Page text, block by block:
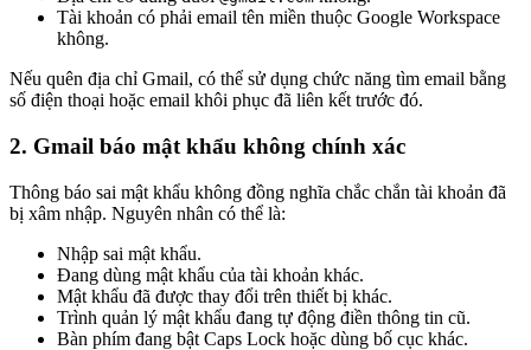
Tài khoản có phải email tên miền thuộc Google Workspace
không.
Nếu quên địa chỉ Gmail, có thể sử dụng chức năng tìm email bằng
số điện thoại hoặc email khôi phục đã liên kết trước đó.
2. Gmail báo mật khẩu không chính xác
Thông báo sai mật khẩu không đồng nghĩa chắc chắn tài khoản đã
bị xâm nhập. Nguyên nhân có thể là:
Nhập sai mật khẩu.
Đang dùng mật khẩu của tài khoản khác.
Mật khẩu đã được thay đổi trên thiết bị khác.
Trình quản lý mật khẩu đang tự động điền thông tin cũ.
Bàn phím đang bật Caps Lock hoặc dùng bố cục khác.